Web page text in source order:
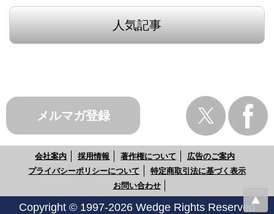
人気記事
メルマガ登録
会社案内 採用情報 著作権について
広告のご案内
プライバシーポリシーについて
特定商取引法に基づく表示
お問い合わせ
Copyright © 1997-2026 Wedge Rights Reserved